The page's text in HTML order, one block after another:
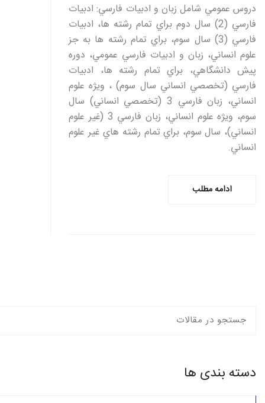
دروس عمومي شامل زبان و ادبيات فارسي: ادبيات
فارسي (2) سال دوم براي تمام رشته ها، ادبيات
فارسي (3) سال سوم، براي تمام رشته ها به جز
علوم انساني، زبان و ادبيات فارسي عمومي، دوره
پيش دانشگاهي، براي تمام رشته ها، ادبيات
فارسي (تخصصي انساني سال سوم) ، ويژه علوم
انساني، زبان فارسي 3 (تخصصي انساني) سال
سوم، ويژه علوم انساني، زبان فارسي 3 (غير علوم
انساني)، سال سوم، براي تمام رشته هاي غير علوم
انساني.
ادامه مطلب
دسته بندی ها